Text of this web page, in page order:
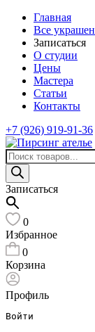
Главная
Все
Записаться
О студии
Цены
Мастера
Статьи
Контакты
+7 (926) 919-91-36
Поиск
товаров
Записаться
0
Избранное
0
Корзина
Профиль
Войти